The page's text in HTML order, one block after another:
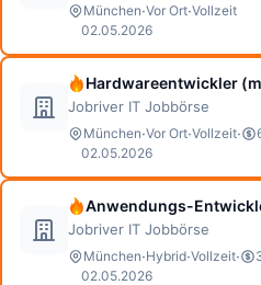
München·Vor Ort·Vollzeit
02.05.2026
Hardwareentwickler
Jobriver IT Jobbörse
München·Vor Ort·Vollzeit·
02.05.2026
Anwendungs-
Jobriver IT Jobbörse
München·Hybrid·Vollzeit·
02.05.2026